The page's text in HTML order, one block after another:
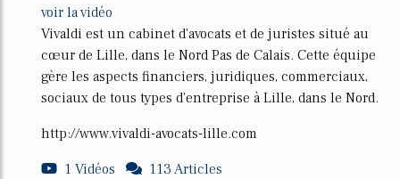
voir la vidéo
Vivaldi est un cabinet d'avocats et de juristes situé au
cœur de Lille, dans le Nord Pas de Calais. Cette équipe
gère les aspects financiers, juridiques, commerciaux,
sociaux de tous types d'entreprise à Lille, dans le Nord.
http://www.vivaldi-avocats-lille.com
1 Vidéos
113 Articles